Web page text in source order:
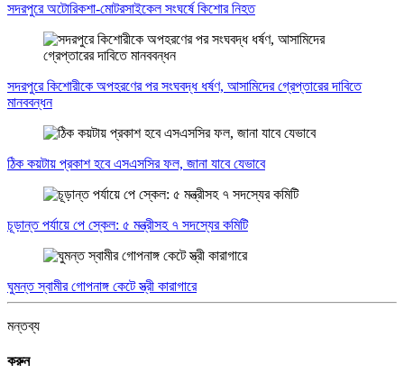
সদরপুরে অটোরিকশা-মোটরসাইকেল সংঘর্ষে কিশোর নিহত
সদরপুরে কিশোরীকে অপহরণের পর সংঘবদ্ধ ধর্ষণ, আসামিদের গ্রেপ্তারের দাবিতে
মানববন্ধন
ঠিক কয়টায় প্রকাশ হবে এসএসসির ফল, জানা যাবে যেভাবে
চূড়ান্ত পর্যায়ে পে স্কেল: ৫ মন্ত্রীসহ ৭ সদস্যের কমিটি
ঘুমন্ত স্বামীর গোপনাঙ্গ কেটে স্ত্রী কারাগারে
মন্তব্য
করুন